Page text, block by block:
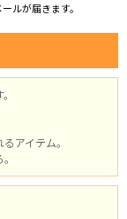
ルが届きます。
アイテム。